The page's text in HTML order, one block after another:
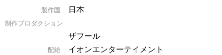
製作国 日本
制作プロダクション
ザフール
配給 イオンエンターテイメント